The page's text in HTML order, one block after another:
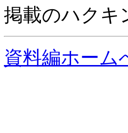
掲載のハクキ
資料編ホーム